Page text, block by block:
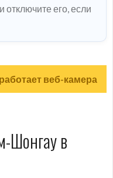
отключите его, если
веб-камера
Шонгау в